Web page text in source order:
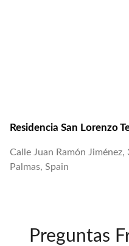
Residencia San Lorenzo
Calle Juan Ramón
Palmas, Spain
Preguntas